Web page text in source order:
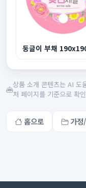
둥글이 부채
상품 소개 콘텐츠는 AI 도
처 페이지를 기준으로 확
홈으로 가정/